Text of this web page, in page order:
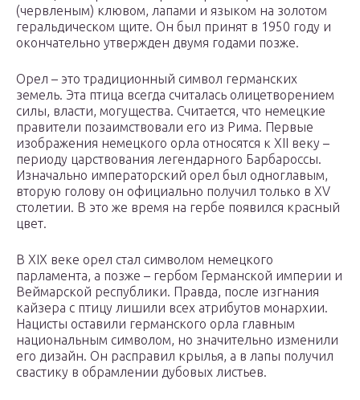
(червленым) клювом, лапами и языком на золотом
геральдическом щите. Он был принят в 1950 году и
окончательно утвержден двумя годами позже.
Орел – это традиционный символ германских
земель. Эта птица всегда считалась олицетворением
силы, власти, могущества. Считается, что немецкие
правители позаимствовали его из Рима. Первые
изображения немецкого орла относятся к XII веку –
периоду царствования легендарного Барбароссы.
Изначально императорский орел был одноглавым,
вторую голову он официально получил только в XV
столетии. В это же время на гербе появился красный
цвет.
В XIX веке орел стал символом немецкого
парламента, а позже – гербом Германской империи и
Веймарской республики. Правда, после изгнания
кайзера с птицу лишили всех атрибутов монархии.
Нацисты оставили германского орла главным
национальным символом, но значительно изменили
его дизайн. Он расправил крылья, а в лапы получил
свастику в обрамлении дубовых листьев.